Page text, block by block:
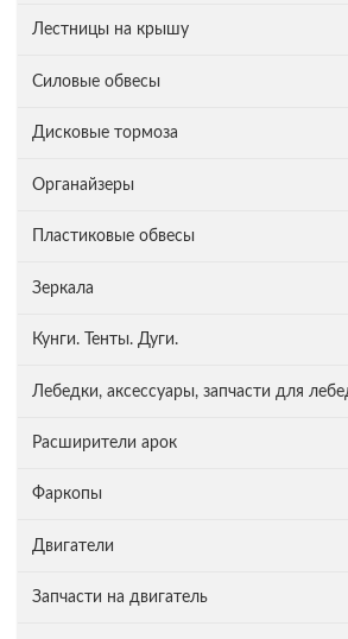
Лестницы на крышу
Силовые обвесы
Дисковые тормоза
Органайзеры
Пластиковые обвесы
Зеркала
Кунги. Тенты. Дуги.
Лебедки, аксессуары, запчасти для
Расширители арок
Фаркопы
Двигатели
Запчасти на двигатель